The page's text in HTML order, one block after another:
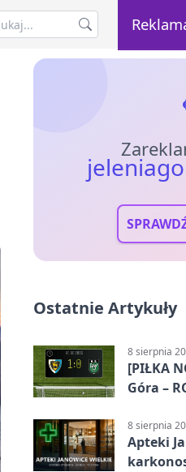
Ostatnie Artykuły
8 sierpnia
[PIŁKA
Góra –
8 sierpnia
Apteki